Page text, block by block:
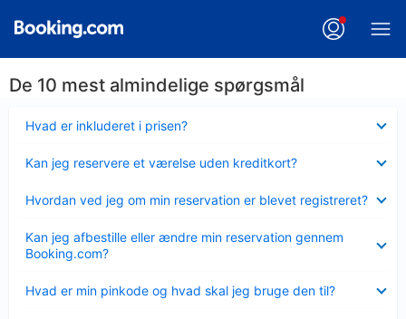
De 10 mest almindelige spørgsmål
Hvad er inkluderet i prisen?
Kan jeg reservere et værelse uden kreditkort?
Hvordan ved jeg om min reservation er blevet registreret?
Kan jeg afbestille eller ændre min reservation gennem
Booking.com?
Hvad er min pinkode og hvad skal jeg bruge den til?